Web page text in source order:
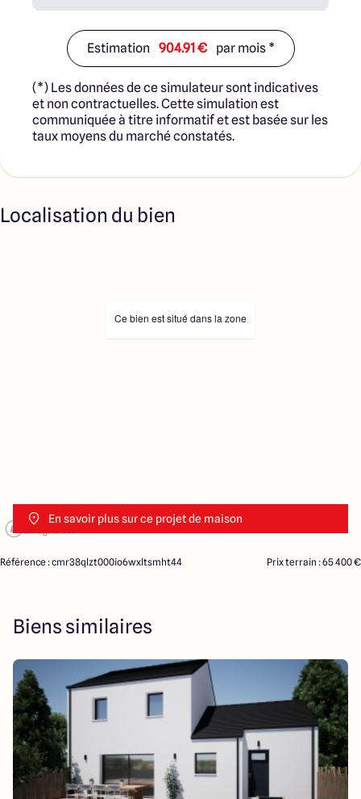
Estimation 904.91 € par mois *
(*) Les données de ce simulateur sont indicatives
et non contractuelles. Cette simulation est
communiquée à titre informatif et est basée sur les
taux moyens du marché constatés.
Localisation du bien
En savoir plus sur ce projet de maison
Ce bien est situé dans la zone
Référence : cmr38qlzt000io6wxltsmht44 Prix terrain : 65 400 €
Biens similaires